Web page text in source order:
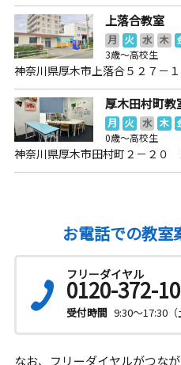
上落合教室
月 火 水 木
3歳～高校生
神奈川県厚木市上落合５２７－１
厚木田村町教
月 火 水 木
0歳～高校生
神奈川県厚木市田村町２－２０
お電話での教室
フリーダイヤル
0120-372-
受付時間 9:30～17:30（
なお、フリーダイヤルがつな